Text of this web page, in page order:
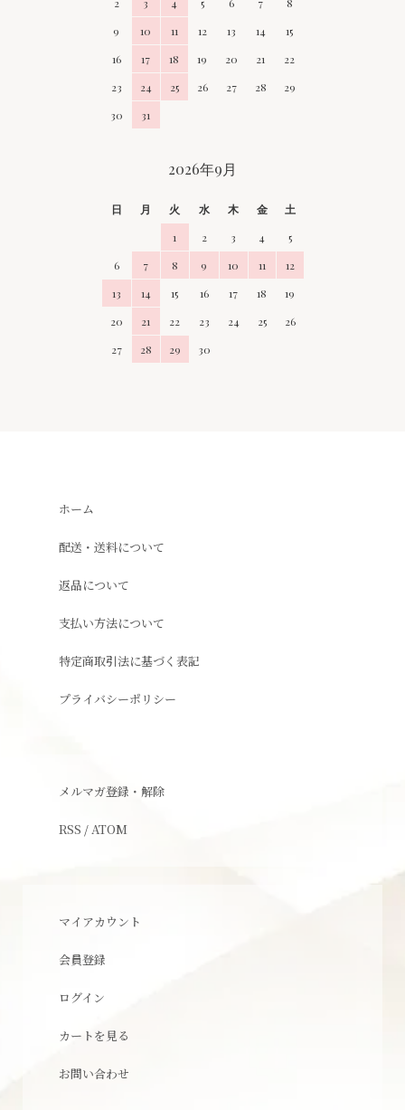
9
10 11 12 13 14
15
16
17 18 19 20 21
22
23
24 25 26 27 28
29
30
31
2026年9月
日 月 火 水 木 金
土
1
2 3 4
5
6
7 8 9 10 11
12
13
14 15 16 17 18
19
20
21 22 23 24 25
26
27
28 29 30
ホーム
配送・送料について
返品について
支払い方法について
特定商取引法に基づく表記
プライバシーポリシー
メルマガ登録・解除
RSS /ATOM
マイアカウント
会員登録
ログイン
カートを見る
お問い合わせ